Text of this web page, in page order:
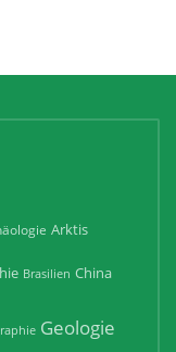
Arktis
Brasilien China
Geologie